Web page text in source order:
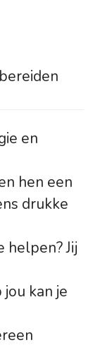
en
hen een
drukke
helpen? Jij
jou kan je